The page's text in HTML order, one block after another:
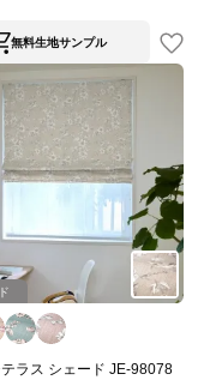
無料生地サンプル
ラス シェード JE-98078